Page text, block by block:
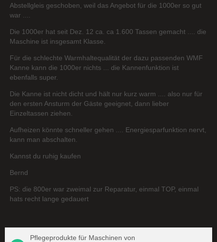
Abstellgleis geschoben, weil das Angebot für die 1000er so gut
war ....
Die 1000er hat seit Dez. 12 ca. ca 1.600 Tassen gemacht .... die
Maschine ist insgesamt Klasse.
Für die schlechte Warmhaltequalität der dazu passenden WMF
Kanne kann die 1000er nichts ... die Kannenfunktion ist
ebenfalls super.
Die Kanne ist nicht dicht und hält nur kurz warm .... also nur für
den ersten Ansturm der Gäste geeignet, dann lieber
Einzeltassen ziehen.
Aufheizen könnte schneller gehen .... Energiesparfunktion nervt,
kann man abschalten.
Kannst du ruhig kaufen
Bernd
PS: die 800er war zweimal zur Reparatur, einmal TOP, einmal
hats recht lange gedauert
Pflegeprodukte für Maschinen von